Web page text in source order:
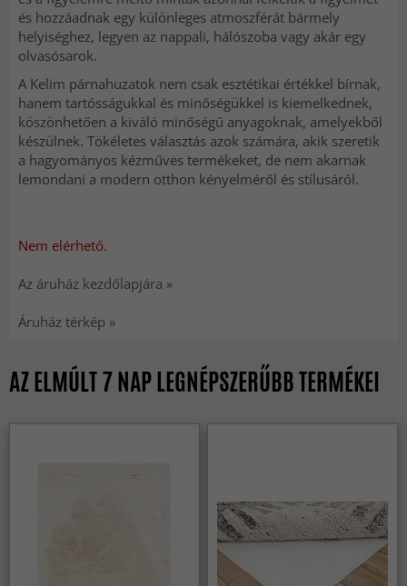
és hozzáadnak egy különleges atmoszférát bármely
helyiséghez, legyen az nappali, hálószoba vagy akár egy
olvasósarok.
A Kelim párnahuzatok nem csak esztétikai értékkel bírnak,
hanem tartósságukkal és minőségükkel is kiemelkednek,
köszönhetően a kiváló minőségű anyagoknak, amelyekből
készülnek. Tökéletes választás azok számára, akik szeretik
a hagyományos kézműves termékeket, de nem akarnak
lemondani a modern otthon kényelméről és stílusáról.
Nem elérhető.
Az áruház kezdőlapjára »
Áruház térkép »
AZ ELMÚLT 7 NAP LEGNÉPSZERŰBB TERMÉKEI